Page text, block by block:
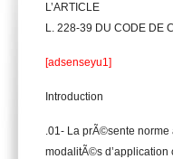
L’ARTICLE
L. 228-39 DU CODE DE
[adsenseyu1]
Introduction
.01- La prÃ©sente
modalitÃ©s